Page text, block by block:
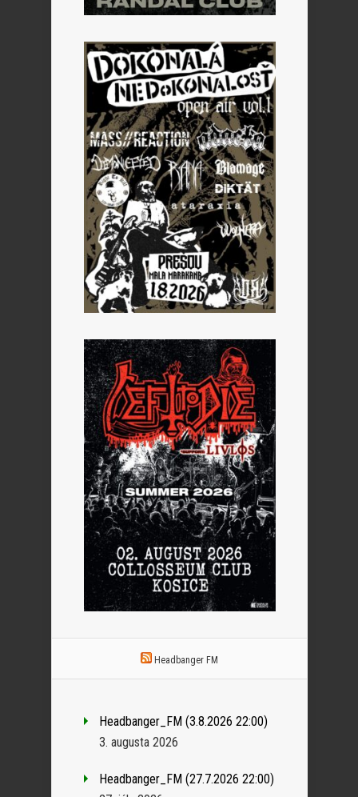
Headbanger FM
Headbanger_FM (3.8.2026 22:00)
3. augusta 2026
Headbanger_FM (27.7.2026 22:00)